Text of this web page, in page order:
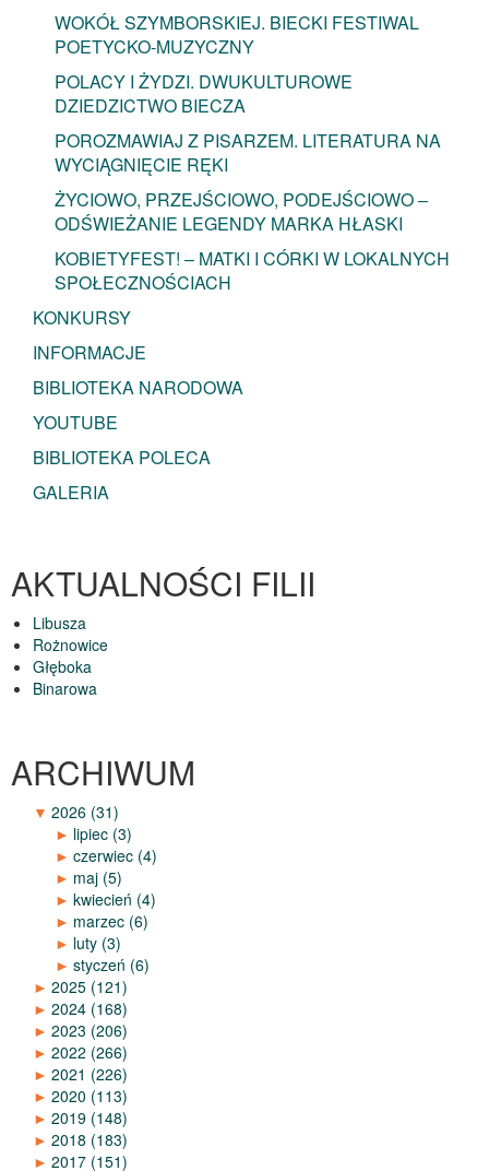
WOKÓŁ SZYMBORSKIEJ. BIECKI FESTIWAL
POETYCKO-MUZYCZNY
POLACY I ŻYDZI. DWUKULTUROWE
DZIEDZICTWO BIECZA
POROZMAWIAJ Z PISARZEM. LITERATURA NA
WYCIĄGNIĘCIE RĘKI
ŻYCIOWO, PRZEJŚCIOWO, PODEJŚCIOWO –
ODŚWIEŻANIE LEGENDY MARKA HŁASKI
KOBIETYFEST! – MATKI I CÓRKI W LOKALNYCH
SPOŁECZNOŚCIACH
KONKURSY
INFORMACJE
BIBLIOTEKA NARODOWA
YOUTUBE
BIBLIOTEKA POLECA
GALERIA
AKTUALNOŚCI FILII
Libusza
Rożnowice
Głęboka
Binarowa
ARCHIWUM
▼ 2026 (31)
► lipiec (3)
► czerwiec (4)
► maj (5)
► kwiecień (4)
► marzec (6)
► luty (3)
► styczeń (6)
► 2025 (121)
► 2024 (168)
► 2023 (206)
► 2022 (266)
► 2021 (226)
► 2020 (113)
► 2019 (148)
► 2018 (183)
► 2017 (151)